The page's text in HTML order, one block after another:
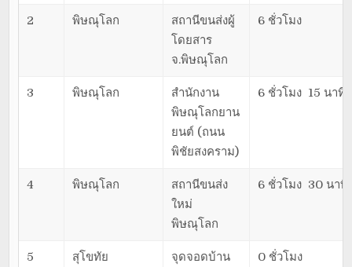
2 พิษณุโลก
สถานีขนส่งผู้
โดยสาร
จ.พิษณุโลก
6 ชั่วโมง
3 พิษณุโลก
สำนักงาน
พิษณุโลกยาน
ยนต์ (ถนน
พิชัยสงคราม)
6 ชั่วโมง 15 นาที
4 พิษณุโลก
สถานีขนส่ง
ใหม่
พิษณุโลก
6 ชั่วโมง 30 นาที
5 สุโขทัย จุดจอดบ้าน 0 ชั่วโมง